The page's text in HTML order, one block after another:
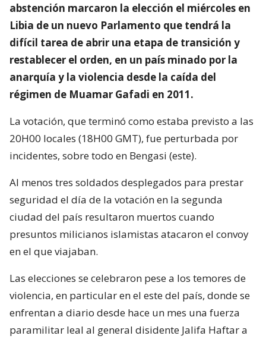
abstención marcaron la elección el miércoles en
Libia de un nuevo Parlamento que tendrá la
difícil tarea de abrir una etapa de transición y
restablecer el orden, en un país minado por la
anarquía y la violencia desde la caída del
régimen de Muamar Gafadi en 2011.
La votación, que terminó como estaba previsto a las
20H00 locales (18H00 GMT), fue perturbada por
incidentes, sobre todo en Bengasi (este).
Al menos tres soldados desplegados para prestar
seguridad el día de la votación en la segunda
ciudad del país resultaron muertos cuando
presuntos milicianos islamistas atacaron el convoy
en el que viajaban.
Las elecciones se celebraron pese a los temores de
violencia, en particular en el este del país, donde se
enfrentan a diario desde hace un mes una fuerza
paramilitar leal al general disidente Jalifa Haftar a